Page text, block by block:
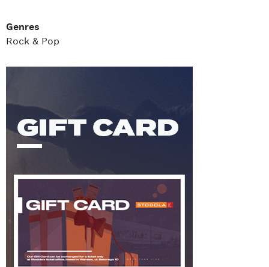
Genres
Rock & Pop